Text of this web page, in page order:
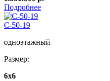
Подробнее
C-50-19
одноэтажный
Размер:
6х6